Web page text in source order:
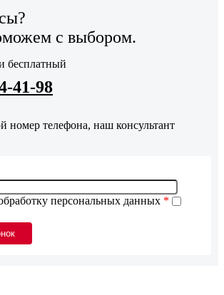
с выбором.
бесплатный
41-98
номер телефона, наш консультант
персональных данных *